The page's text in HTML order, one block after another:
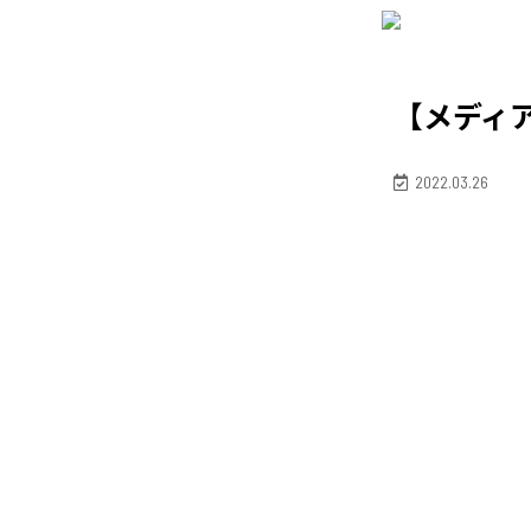
【メディ
2022.03.26